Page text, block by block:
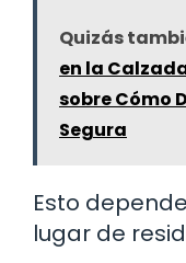
Quizás
en la
sobre Cómo
Segura
Esto
lugar de